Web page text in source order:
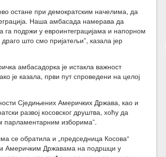
остане при демократским начелима, да
Наша амбасада намерава да
га подржи у евроинтеграцијама и напорном
што смо пријатељи”, казала јер
амбасадорка је истакла важност
је казала, први пут спроведени на целој
Сједињених Америчких Држава, као и
развој косовског друштва, хоћу да
парламентарним изборима”.
се обратила и „председница Косова“
Америчким Државама на подршци у